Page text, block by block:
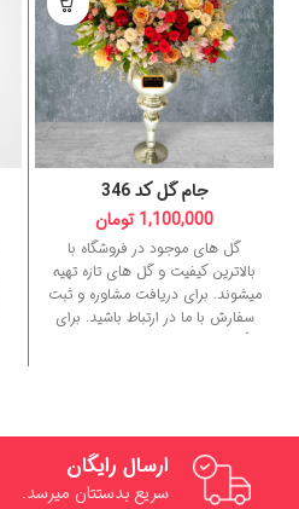
جام گل کد 346
1,100,000 تومان
گل های موجود در فروشگاه با
بالاترین کیفیت و گل های تازه تهیه
میشوند. برای دریافت مشاوره و ثبت
سفارش با ما در ارتباط باشید. برای
کسب اطلاعات بیشتر با
ارسال رایگان
سریع بدستتان میرسد.